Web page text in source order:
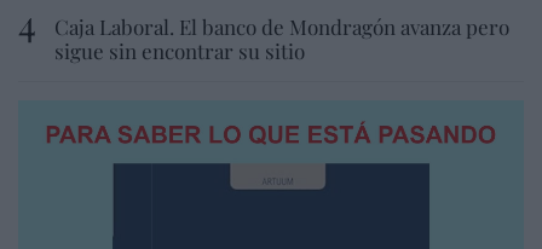
Caja Laboral. El banco de Mondragón avanza pero
sigue sin encontrar su sitio